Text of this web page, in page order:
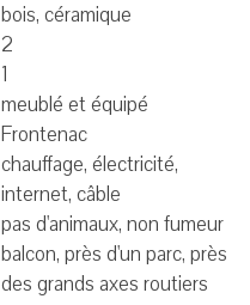
bois, céramique
2
1
meublé et équipé
Frontenac
chauffage, électricité,
internet, câble
pas d'animaux, non fumeur
balcon, près d'un parc, près
des grands axes routiers